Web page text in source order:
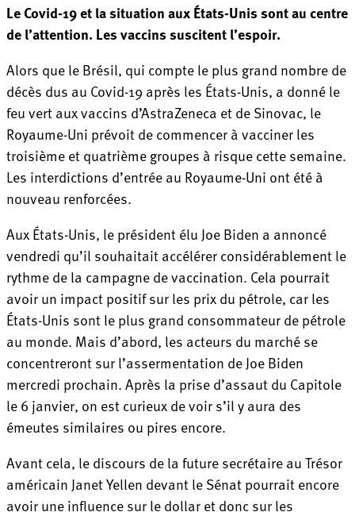
Le Covid-19 et la situation aux États-Unis sont au centre
de l’attention. Les vaccins suscitent l’espoir.
Alors que le Brésil, qui compte le plus grand nombre de
décès dus au Covid-19 après les États-Unis, a donné le
feu vert aux vaccins d’AstraZeneca et de Sinovac, le
Royaume-Uni prévoit de commencer à vacciner les
troisième et quatrième groupes à risque cette semaine.
Les interdictions d’entrée au Royaume-Uni ont été à
nouveau renforcées.
Aux États-Unis, le président élu Joe Biden a annoncé
vendredi qu’il souhaitait accélérer considérablement le
rythme de la campagne de vaccination. Cela pourrait
avoir un impact positif sur les prix du pétrole, car les
États-Unis sont le plus grand consommateur de pétrole
au monde. Mais d’abord, les acteurs du marché se
concentreront sur l’assermentation de Joe Biden
mercredi prochain. Après la prise d’assaut du Capitole
le 6 janvier, on est curieux de voir s’il y aura des
émeutes similaires ou pires encore.
Avant cela, le discours de la future secrétaire au Trésor
américain Janet Yellen devant le Sénat pourrait encore
avoir une influence sur le dollar et donc sur les